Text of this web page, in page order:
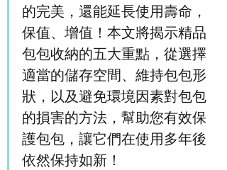
的完美，還能延長使用壽命，
保值、增值！本文將揭示精品
包包收納的五大重點，從選擇
適當的儲存空間、維持包包形
狀，以及避免環境因素對包包
的損害的方法，幫助您有效保
護包包，讓它們在使用多年後
依然保持如新！